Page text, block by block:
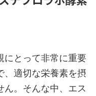
にとって非常に重要
、適切な栄養素を摂
。そんな中、エス